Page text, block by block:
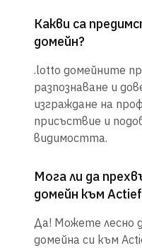
Какви са
домейн?
.lotto домейните
разпознаване и
изграждане на
присъствие и
видимостта.
Мога ли да
домейн към
Да! Можете лесно
домейна си към